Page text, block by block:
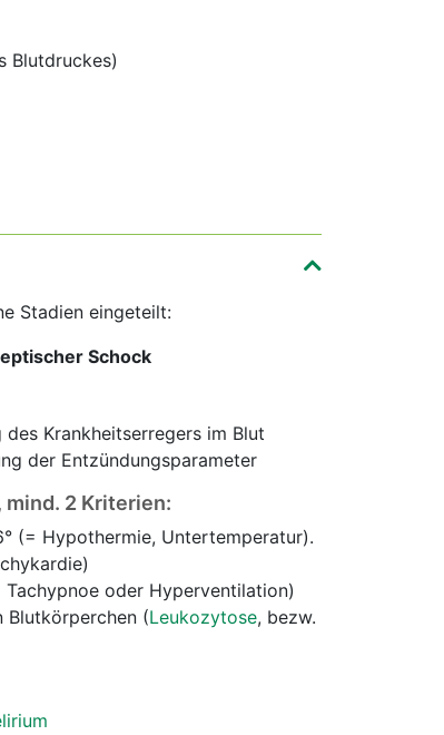
Blutdruckes)
Stadien eingeteilt:
Schock
Krankheitserregers im Blut
der Entzündungsparameter
mind. 2 Kriterien:
(= Hypothermie, Untertemperatur).
oder Hyperventilation)
Blutkörperchen (Leukozytose, bezw.